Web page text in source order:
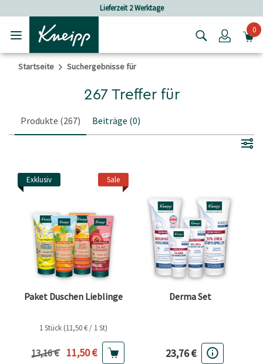
Login0
Startseite Suchergebnisse für
267 Treffer für
Produkte (267) Beiträge (0)
Sale
Exklusiv
Paket Duschen Lieblinge
1 Stück (11,50 € / 1 St)
Vorheriger Preis
13,16 € Aktueller Preis
11,50 €
Derma Set
23,76 €